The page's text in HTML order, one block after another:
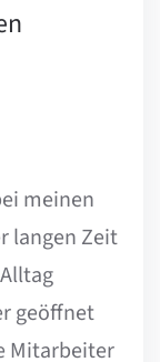
meinen
langen Zeit
geöffnet
Mitarbeiter